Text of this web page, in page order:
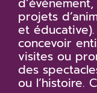
projets
et
concevoir
visites ou
des
ou l’histoire.